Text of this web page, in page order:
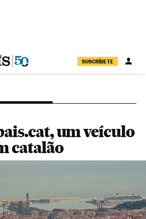
SUSCRÍBETE
um veículo
catalão